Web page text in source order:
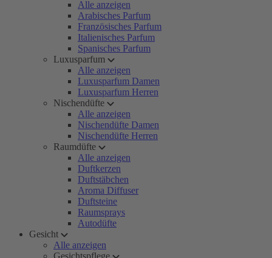
Alle anzeigen
Arabisches Parfum
Französisches Parfum
Italienisches Parfum
Spanisches Parfum
Luxusparfum
Alle anzeigen
Luxusparfum Damen
Luxusparfum Herren
Nischendüfte
Alle anzeigen
Nischendüfte Damen
Nischendüfte Herren
Raumdüfte
Alle anzeigen
Duftkerzen
Duftstäbchen
Aroma Diffuser
Duftsteine
Raumsprays
Autodüfte
Gesicht
Alle anzeigen
Gesichtspflege